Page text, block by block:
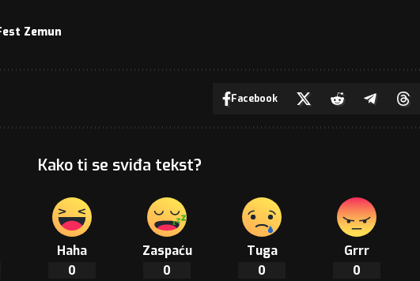
Zemun
Facebook
Kako ti se sviđa tekst?
Haha
0
Zaspaću
0
Tuga
0
Grrr
0